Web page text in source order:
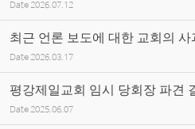
Date 2026.07.12
최근 언론 보도에 대한 교회의 사
Date 2026.03.17
평강제일교회 임시 당회장 파견
Date 2025.06.07